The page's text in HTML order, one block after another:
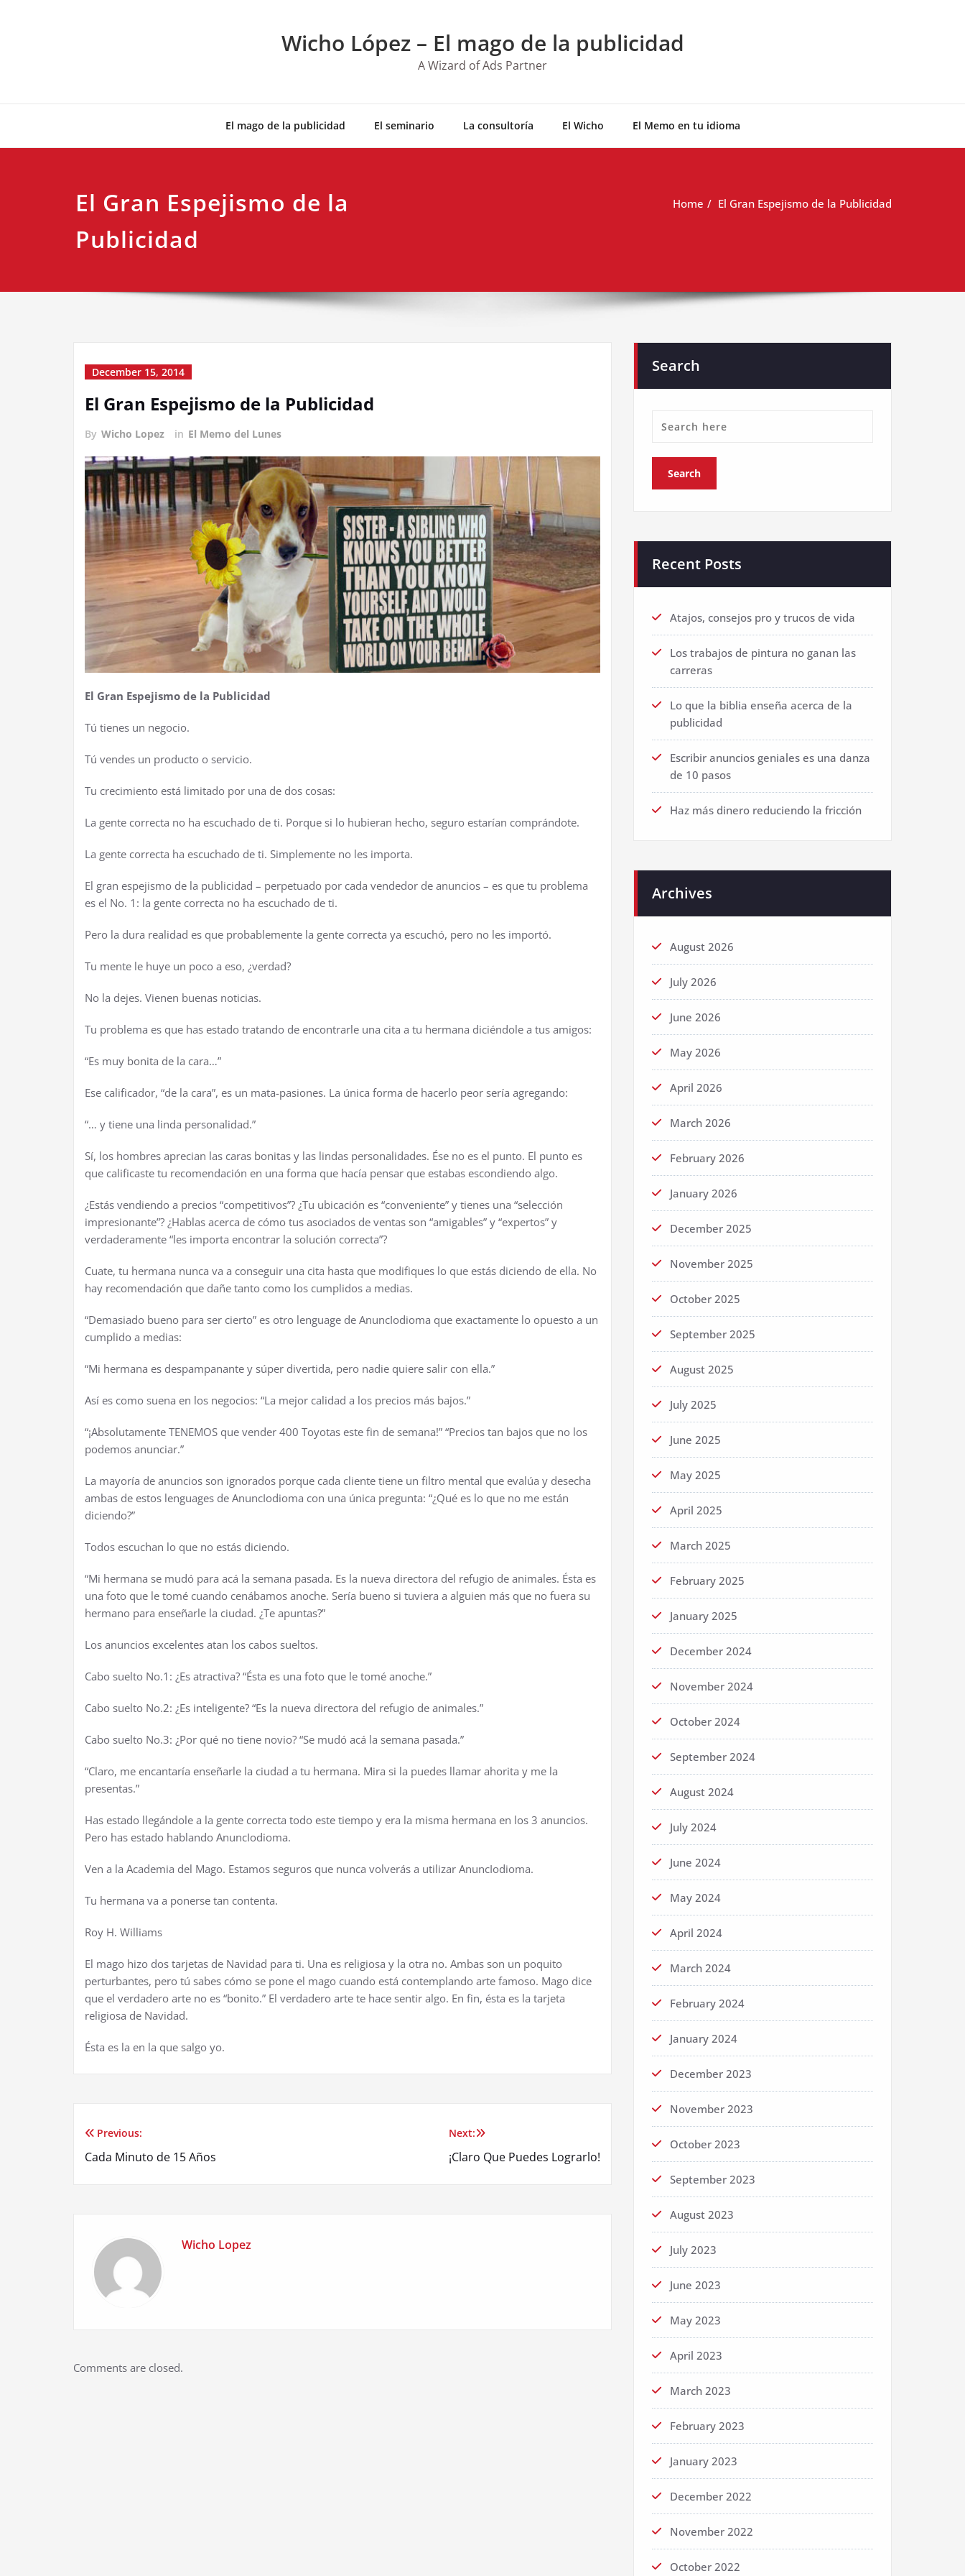
Wicho López – El mago de la publicidad
A Wizard of Ads Partner
El mago de la publicidad El seminario La consultoría El Wicho El Memo en tu idioma
El Gran Espejismo de la
Publicidad
Home El Gran Espejismo de la Publicidad
December 15, 2014
El Gran Espejismo de la Publicidad
By Wicho Lopez in El Memo del Lunes
El Gran Espejismo de la Publicidad
Tú tienes un negocio.
Tú vendes un producto o servicio.
Tu crecimiento está limitado por una de dos cosas:
La gente correcta no ha escuchado de ti. Porque si lo hubieran hecho, seguro estarían comprándote.
La gente correcta ha escuchado de ti. Simplemente no les importa.
El gran espejismo de la publicidad – perpetuado por cada vendedor de anuncios – es que tu problema
es el No. 1: la gente correcta no ha escuchado de ti.
Pero la dura realidad es que probablemente la gente correcta ya escuchó, pero no les importó.
Tu mente le huye un poco a eso, ¿verdad?
No la dejes. Vienen buenas noticias.
Tu problema es que has estado tratando de encontrarle una cita a tu hermana diciéndole a tus amigos:
“Es muy bonita de la cara…”
Ese calificador, “de la cara”, es un mata-pasiones. La única forma de hacerlo peor sería agregando:
“… y tiene una linda personalidad.”
Sí, los hombres aprecian las caras bonitas y las lindas personalidades. Ése no es el punto. El punto es
que calificaste tu recomendación en una forma que hacía pensar que estabas escondiendo algo.
¿Estás vendiendo a precios “competitivos”? ¿Tu ubicación es “conveniente” y tienes una “selección
impresionante”? ¿Hablas acerca de cómo tus asociados de ventas son “amigables” y “expertos” y
verdaderamente “les importa encontrar la solución correcta”?
Cuate, tu hermana nunca va a conseguir una cita hasta que modifiques lo que estás diciendo de ella. No
hay recomendación que dañe tanto como los cumplidos a medias.
“Demasiado bueno para ser cierto” es otro lenguage de AnuncIodioma que exactamente lo opuesto a un
cumplido a medias:
“Mi hermana es despampanante y súper divertida, pero nadie quiere salir con ella.”
Así es como suena en los negocios: “La mejor calidad a los precios más bajos.”
“¡Absolutamente TENEMOS que vender 400 Toyotas este fin de semana!” “Precios tan bajos que no los
podemos anunciar.”
La mayoría de anuncios son ignorados porque cada cliente tiene un filtro mental que evalúa y desecha
ambas de estos lenguages de AnuncIodioma con una única pregunta: “¿Qué es lo que no me están
diciendo?”
Todos escuchan lo que no estás diciendo.
“Mi hermana se mudó para acá la semana pasada. Es la nueva directora del refugio de animales. Ésta es
una foto que le tomé cuando cenábamos anoche. Sería bueno si tuviera a alguien más que no fuera su
hermano para enseñarle la ciudad. ¿Te apuntas?”
Los anuncios excelentes atan los cabos sueltos.
Cabo suelto No.1: ¿Es atractiva? “Ésta es una foto que le tomé anoche.”
Cabo suelto No.2: ¿Es inteligente? “Es la nueva directora del refugio de animales.”
Cabo suelto No.3: ¿Por qué no tiene novio? “Se mudó acá la semana pasada.”
“Claro, me encantaría enseñarle la ciudad a tu hermana. Mira si la puedes llamar ahorita y me la
presentas.”
Has estado llegándole a la gente correcta todo este tiempo y era la misma hermana en los 3 anuncios.
Pero has estado hablando AnuncIodioma.
Ven a la Academia del Mago. Estamos seguros que nunca volverás a utilizar AnuncIodioma.
Tu hermana va a ponerse tan contenta.
Roy H. Williams
El mago hizo dos tarjetas de Navidad para ti. Una es religiosa y la otra no. Ambas son un poquito
perturbantes, pero tú sabes cómo se pone el mago cuando está contemplando arte famoso. Mago dice
que el verdadero arte no es “bonito.” El verdadero arte te hace sentir algo. En fin, ésta es la tarjeta
religiosa de Navidad.
Ésta es la en la que salgo yo.
Post
Previous:
Cada Minuto de 15 Años
Next:
¡Claro Que Puedes Lograrlo!
Wicho Lopez
Comments are closed.
Search
Recent Posts
Atajos, consejos pro y trucos de vida
Los trabajos de pintura no ganan las
carreras
Lo que la biblia enseña acerca de la
publicidad
Escribir anuncios geniales es una danza
de 10 pasos
Haz más dinero reduciendo la fricción
Archives
August 2026
July 2026
June 2026
May 2026
April 2026
March 2026
February 2026
January 2026
December 2025
November 2025
October 2025
September 2025
August 2025
July 2025
June 2025
May 2025
April 2025
March 2025
February 2025
January 2025
December 2024
November 2024
October 2024
September 2024
August 2024
July 2024
June 2024
May 2024
April 2024
March 2024
February 2024
January 2024
December 2023
November 2023
October 2023
September 2023
August 2023
July 2023
June 2023
May 2023
April 2023
March 2023
February 2023
January 2023
December 2022
November 2022
October 2022